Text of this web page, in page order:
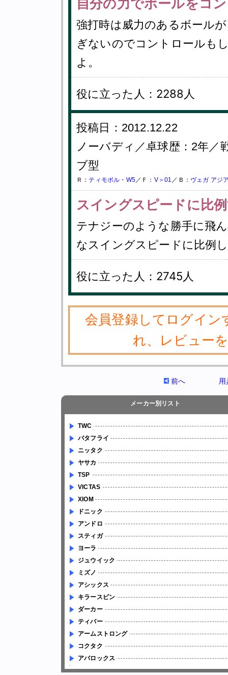
自分の力でボールをコ
強打時は威力のあるボール
ぎないのでコントロールも
よ。
役に立った人：2288人
投稿日：2012.12.22
ノーバディ／卓球歴：2年
ブ型
Ｒ：ティモボル・W5／Ｆ： V＞01 ／Ｂ： ヴェガ アジ
スイングスピードに比
テナジーのような勝手に飛
なスイングスピードに比例
役に立った人：2745人
会員登録してログイン
れ、レビュー
前へ
メーカー別リスト
TWC
バタフライ
ニッタク
ヤサカ
TSP
VICTAS
XIOM
ドニック
アンドロ
スティガ
ヨーラ
ジュウイック
ミズノ
アシックス
キラースピン
ダーカー
ティバー
アームストロング
コクタク
アバロックス